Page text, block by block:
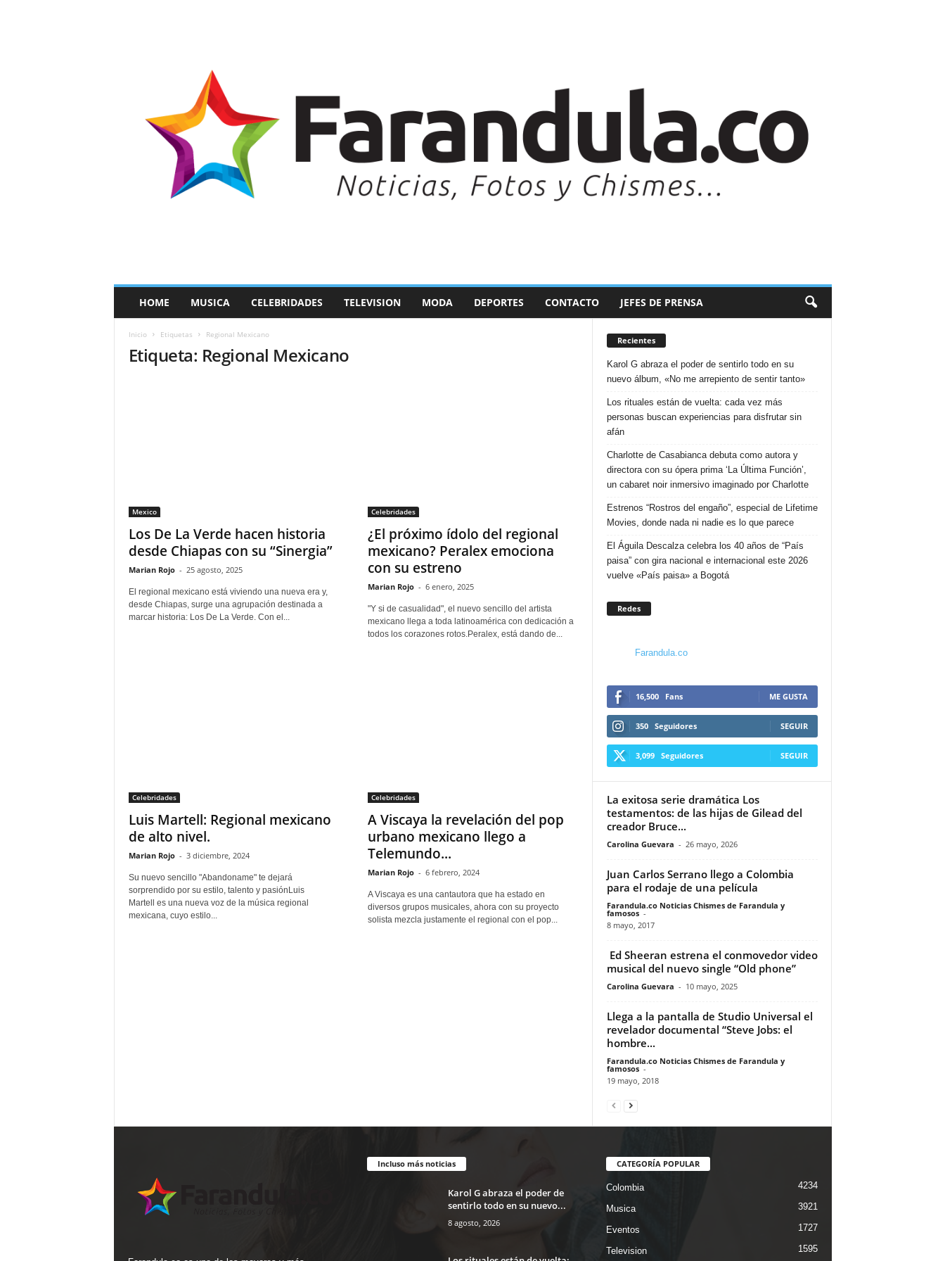
a
HOME MUSICA CELEBRIDADES TELEVISION MODA DEPORTES CONTACTO JEFES DE PRENSA
Inicio Etiquetas Regional Mexicano
Etiqueta: Regional Mexicano
Mexico
Los De La Verde hacen historia
desde Chiapas con su “Sinergia”
Marian Rojo - 25 agosto, 2025
El regional mexicano está viviendo una nueva era y,
desde Chiapas, surge una agrupación destinada a
marcar historia: Los De La Verde. Con el...
Celebridades
¿El próximo ídolo del regional
mexicano? Peralex emociona
con su estreno
Marian Rojo - 6 enero, 2025
"Y si de casualidad", el nuevo sencillo del artista
mexicano llega a toda latinoamérica con dedicación a
todos los corazones rotos.Peralex, está dando de...
Celebridades
Luis Martell: Regional mexicano
de alto nivel.
Marian Rojo - 3 diciembre, 2024
Su nuevo sencillo "Abandoname" te dejará
sorprendido por su estilo, talento y pasiónLuis
Martell es una nueva voz de la música regional
mexicana, cuyo estilo...
Celebridades
A Viscaya la revelación del pop
urbano mexicano llego a
Telemundo...
Marian Rojo - 6 febrero, 2024
A Viscaya es una cantautora que ha estado en
diversos grupos musicales, ahora con su proyecto
solista mezcla justamente el regional con el pop...
Recientes
Karol G abraza el poder de sentirlo todo en su
nuevo álbum, «No me arrepiento de sentir tanto»
Los rituales están de vuelta: cada vez más
personas buscan experiencias para disfrutar sin
afán
Charlotte de Casabianca debuta como autora y
directora con su ópera prima ‘La Última Función’,
un cabaret noir inmersivo imaginado por Charlotte
Estrenos “Rostros del engaño”, especial de Lifetime
Movies, donde nada ni nadie es lo que parece
El Águila Descalza celebra los 40 años de “País
paisa” con gira nacional e internacional este 2026
vuelve «País paisa» a Bogotá
Redes
Farandula.co
16,500 Fans ME GUSTA
350 Seguidores SEGUIR
3,099 Seguidores SEGUIR
La exitosa serie dramática Los
testamentos: de las hijas de Gilead del
creador Bruce...
Carolina Guevara - 26 mayo, 2026
Juan Carlos Serrano llego a Colombia
para el rodaje de una película
Farandula.co Noticias Chismes de Farandula y
famosos -
8 mayo, 2017
Ed Sheeran estrena el conmovedor video
musical del nuevo single “Old phone”
Carolina Guevara - 10 mayo, 2025
Llega a la pantalla de Studio Universal el
revelador documental “Steve Jobs: el
hombre...
Farandula.co Noticias Chismes de Farandula y
famosos -
19 mayo, 2018
Incluso más noticias
Karol G abraza el poder de
sentirlo todo en su nuevo...
8 agosto, 2026
CATEGORÍA POPULAR
Colombia 4234
Musica 3921
Eventos 1727
Television 1595